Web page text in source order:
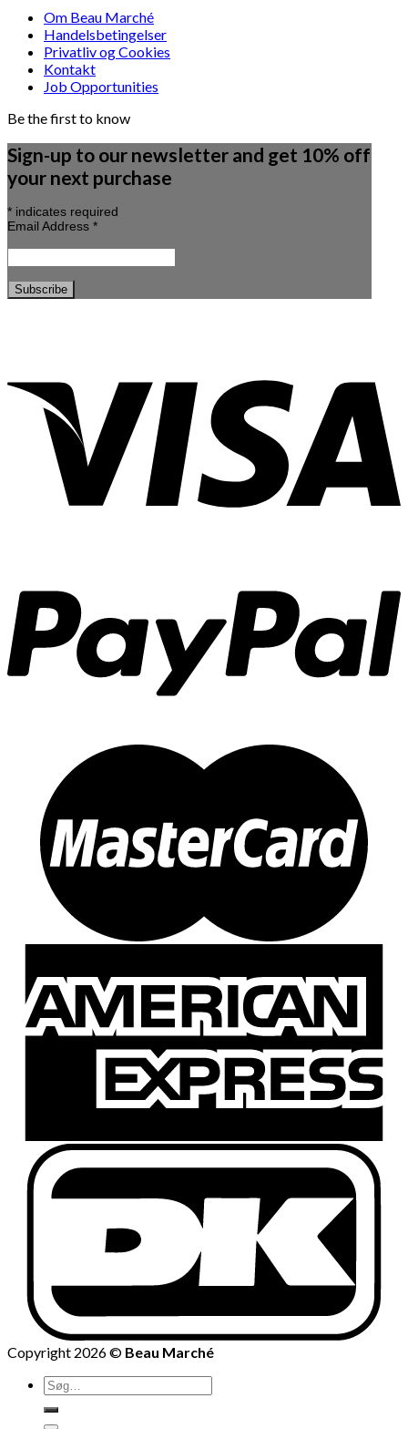
Om Beau Marché
Handelsbetingelser
Privatliv og Cookies
Kontakt
Job Opportunities
Be the first to know
Sign-up to our newsletter and get 10% off
your next purchase
* indicates required
Email Address *
Copyright 2026 © Beau Marché
Søg
efter: